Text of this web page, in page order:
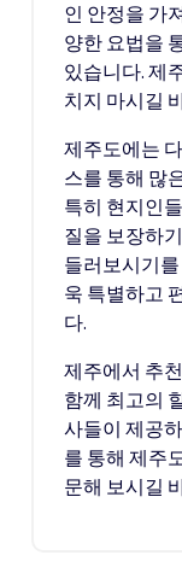
인 안정을 가
양한 요법을
있습니다. 제
치지 마시길
제주도에는
스를 통해 많
특히 현지인
질을 보장하
들러보시기
욱 특별하고
다.
제주에서 추
함께 최고의
사들이 제공
를 통해 제주
문해 보시길